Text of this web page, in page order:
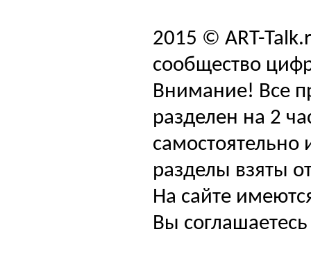
2015 © ART-
сообщество
Внимание! Все
разделен на 2
самостоятельно
разделы взяты
На сайте
Вы